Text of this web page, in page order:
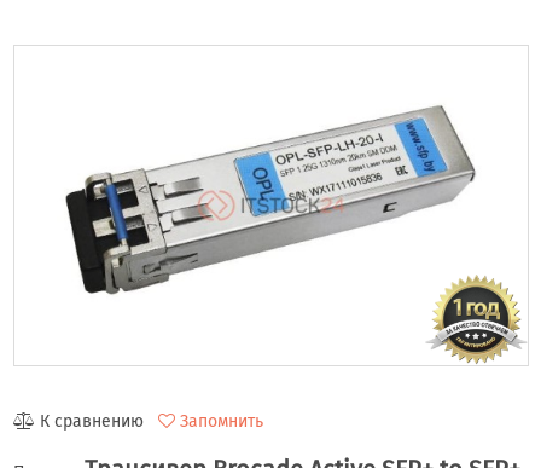
К сравнению Запомнить